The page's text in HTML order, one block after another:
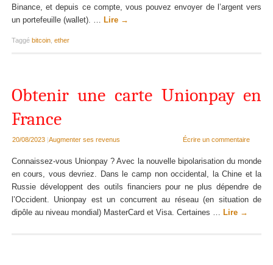
Binance, et depuis ce compte, vous pouvez envoyer de l’argent vers
un portefeuille (wallet). … Lire →
Taggé bitcoin, ether
Obtenir une carte Unionpay en
France
20/08/2023 |Augmenter ses revenus Écrire un commentaire
Connaissez-vous Unionpay ? Avec la nouvelle bipolarisation du monde
en cours, vous devriez. Dans le camp non occidental, la Chine et la
Russie développent des outils financiers pour ne plus dépendre de
l’Occident. Unionpay est un concurrent au réseau (en situation de
dipôle au niveau mondial) MasterCard et Visa. Certaines … Lire →